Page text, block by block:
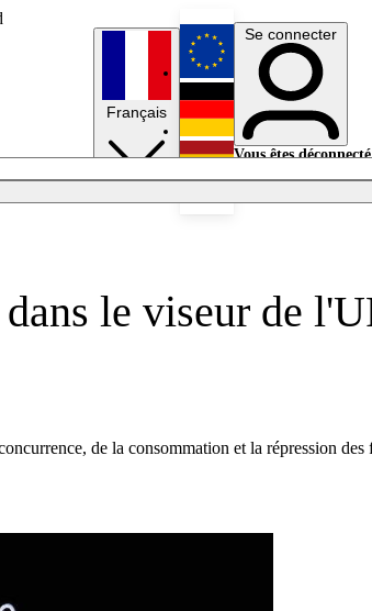
Français
English
Deutsch
Se connecter
Vous êtes
le viseur de
de la consommation et la répression